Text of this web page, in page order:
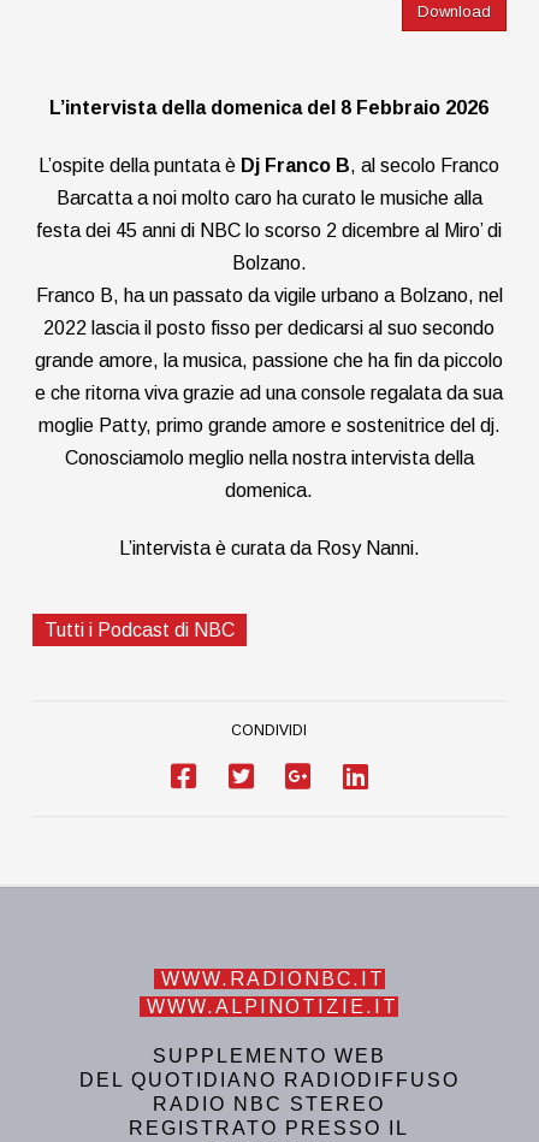
Download
L’intervista della domenica del 8 Febbraio 2026
L’ospite della puntata è Dj Franco B, al secolo Franco
Barcatta a noi molto caro ha curato le musiche alla
festa dei 45 anni di NBC lo scorso 2 dicembre al Miro’ di
Bolzano.
Franco B, ha un passato da vigile urbano a Bolzano, nel
2022 lascia il posto fisso per dedicarsi al suo secondo
grande amore, la musica, passione che ha fin da piccolo
e che ritorna viva grazie ad una console regalata da sua
moglie Patty, primo grande amore e sostenitrice del dj.
Conosciamolo meglio nella nostra intervista della
domenica.
L’intervista è curata da Rosy Nanni.
Tutti i Podcast di NBC
CONDIVIDI
WWW.RADIONBC.IT
WWW.ALPINOTIZIE.IT
SUPPLEMENTO WEB
DEL QUOTIDIANO RADIODIFFUSO
RADIO NBC STEREO
REGISTRATO PRESSO IL